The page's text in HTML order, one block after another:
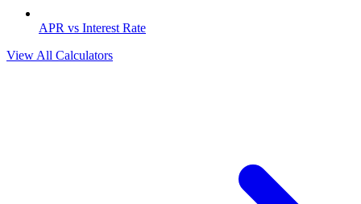
APR vs Interest Rate
View All Calculators